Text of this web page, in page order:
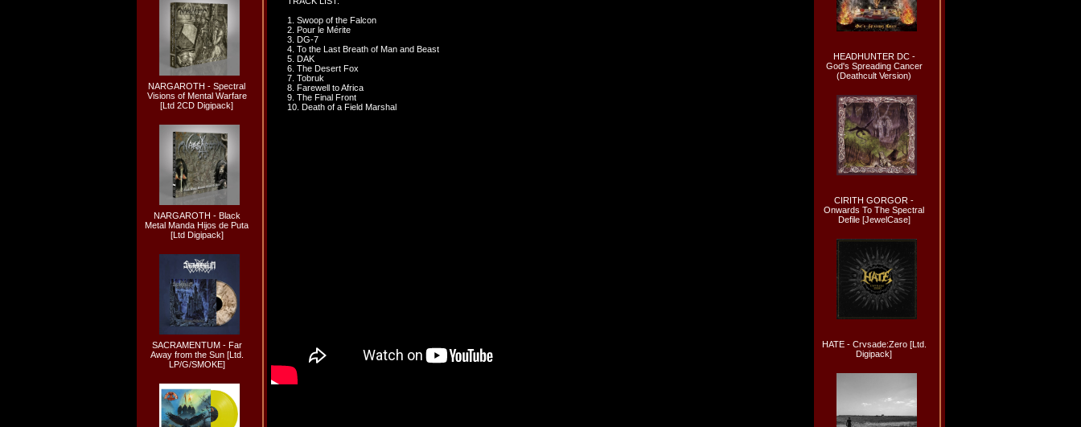
NARGAROTH - Spectral
Visions of Mental Warfare
[Ltd 2CD Digipack]
NARGAROTH - Black
Metal Manda Hijos de Puta
[Ltd Digipack]
SACRAMENTUM - Far
Away from the Sun [Ltd.
LP/G/SMOKE]
1. Swoop of the Falcon
2. Pour le Mérite
3. DG-7
4. To the Last Breath of Man and Beast
5. DAK
6. The Desert Fox
7. Tobruk
8. Farewell to Africa
9. The Final Front
10. Death of a Field Marshal
HEADHUNTER DC -
God's Spreading Cancer
(Deathcult Version)
CIRITH GORGOR -
Onwards To The Spectral
Defile [JewelCase]
HATE - Crvsade:Zero [Ltd.
Digipack]